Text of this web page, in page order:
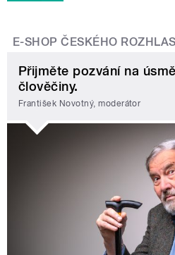
E-SHOP ČESKÉHO
Přijměte pozvání na
člověčiny.
František Novotný, moderátor